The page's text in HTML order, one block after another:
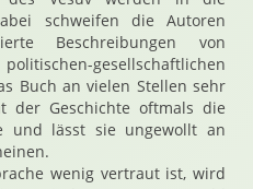
schweifen die Autoren
Beschreibungen von
gesellschaftlichen
Buch an vielen Stellen sehr
der Geschichte oftmals die
und lässt sie ungewollt an
wenig vertraut ist, wird